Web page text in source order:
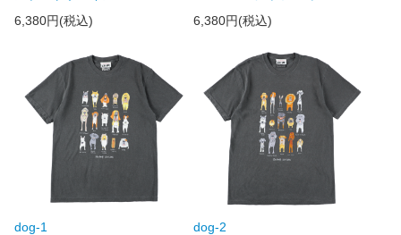
6,380円(税込)
6,380円(税込)
dog-1
dog-2